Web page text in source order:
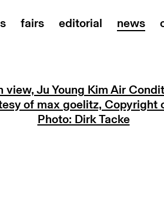
fairs editorial news
of the following image